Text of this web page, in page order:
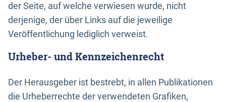
der Seite, auf welche verwiesen wurde, nicht
derjenige, der über Links auf die jeweilige
Veröffentlichung lediglich verweist.
Urheber- und Kennzeichenrecht
Der Herausgeber ist bestrebt, in allen Publikationen
die Urheberrechte der verwendeten Grafiken,